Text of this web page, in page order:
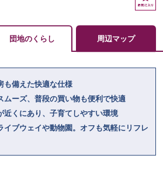
気
入
り
団地のくらし 周辺マップ
も備えた快適な仕様
ムーズ、普段の買い物も便利で快適
近くにあり、子育てしやすい環境
イブウェイや動物園。オフも気軽にリフレ